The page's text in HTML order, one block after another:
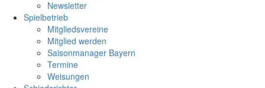
Newsletter
Spielbetrieb
Mitgliedsvereine
Mitglied werden
Saisonmanager Bayern
Termine
Weisungen